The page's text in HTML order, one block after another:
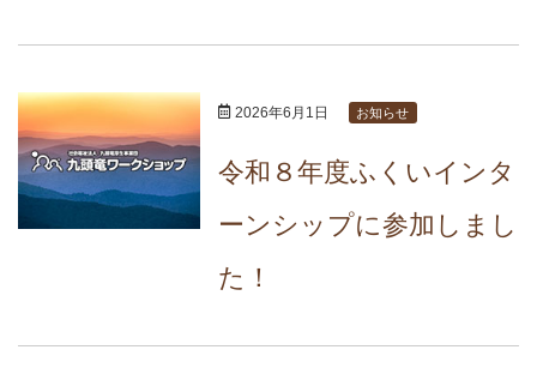
2026年6月1日 お知らせ
令和８年度ふくいインタ
ーンシップに参加しまし
た！